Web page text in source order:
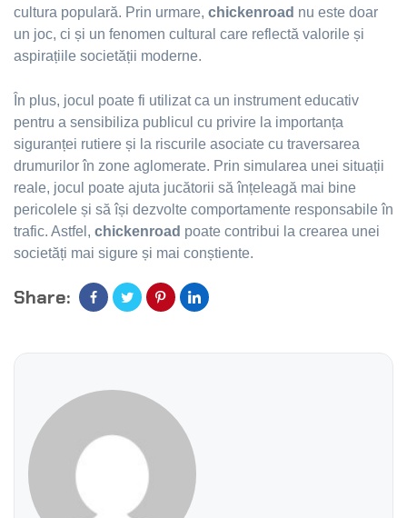
cultura populară. Prin urmare, chickenroad nu este doar
un joc, ci și un fenomen cultural care reflectă valorile și
aspirațiile societății moderne.
În plus, jocul poate fi utilizat ca un instrument educativ
pentru a sensibiliza publicul cu privire la importanța
siguranței rutiere și la riscurile asociate cu traversarea
drumurilor în zone aglomerate. Prin simularea unei situații
reale, jocul poate ajuta jucătorii să înțeleagă mai bine
pericolele și să își dezvolte comportamente responsabile în
trafic. Astfel, chickenroad poate contribui la crearea unei
societăți mai sigure și mai conștiente.
Share: